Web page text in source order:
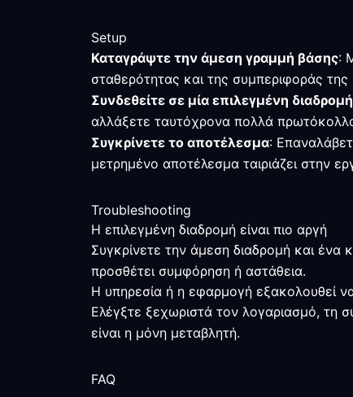
Setup
Καταγράψτε την άμεση γραμμή βάσης:
σταθερότητας και της συμπεριφοράς
Συνδεθείτε σε μία επιλεγμένη διαδρομή
αλλάξετε ταυτόχρονα πολλά
Συγκρίνετε το αποτέλεσμα:
μετρημένο αποτέλεσμα ταιριάζει στην
Troubleshooting
Η επιλεγμένη διαδρομή είναι πιο αργή
Συγκρίνετε την άμεση διαδρομή και ένα
προσθέτει συμφόρηση ή αστάθεια.
Η υπηρεσία ή η εφαρμογή εξακολουθεί
Ελέγξτε ξεχωριστά τον λογαριασμό, τη
είναι η μόνη μεταβλητή.
FAQ